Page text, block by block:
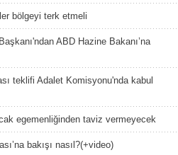
bölgeyi terk etmeli
ABD Hazine Bakanı’na
teklifi Adalet Komisyonu'nda kabul
egemenliğinden taviz vermeyecek
bakışı nasıl?(+video)